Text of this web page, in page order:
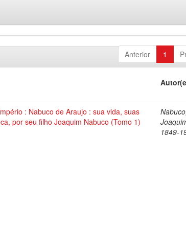
Anterior 1
: Nabuco de Araujo : sua vida, suas
por seu filho Joaquim Nabuco (Tomo 1)
Nabuco,
1849-